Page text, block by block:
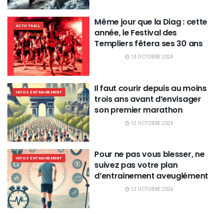
ACTU TRAIL
Même jour que la Diag : cette
année, le Festival des
Templiers fêtera ses 30 ans
13 OCTOBRE 2024
INFOS ENTRAINEMENT
Il faut courir depuis au moins
trois ans avant d’envisager
son premier marathon
12 OCTOBRE 2024
INFOS ENTRAINEMENT
Pour ne pas vous blesser, ne
suivez pas votre plan
d’entrainement aveuglément
12 OCTOBRE 2024